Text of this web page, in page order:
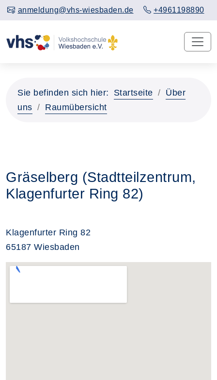
anmeldung@vhs-wiesbaden.de +4961198890
Sie befinden sich hier: Startseite
Über
uns
Raumübersicht
Gräselberg (Stadtteilzentrum,
Klagenfurter Ring 82)
Klagenfurter Ring 82
65187 Wiesbaden